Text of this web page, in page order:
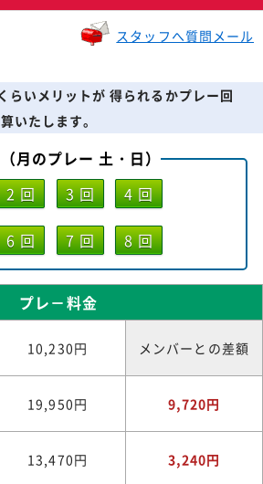
スタッフへ質問メール
らいメリットが 得られるかプレー回
いたします。
月のプレー 土・日）
2 回 3 回 4 回
6 回 7 回 8 回
プレ－料金
10,230円 メンバーとの差額
19,950円 9,720円
13,470円 3,240円